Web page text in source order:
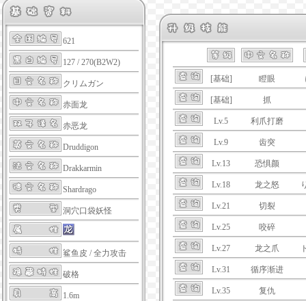
621
127 / 270(B2W2)
クリムガン
赤面龙
赤恶龙
Druddigon
Drakkarmin
Shardrago
洞穴口袋妖怪
鲨鱼皮 /全力攻击
破格
1.6m
[基础] 瞪眼
[基础] 抓
Lv.5 利爪打磨
Lv.9 齿突
Lv.13 恐惧颜
Lv.18 龙之怒
Lv.21 切裂
Lv.25 咬碎
Lv.27 龙之爪
Lv.31 循序渐进
Lv.35 复仇